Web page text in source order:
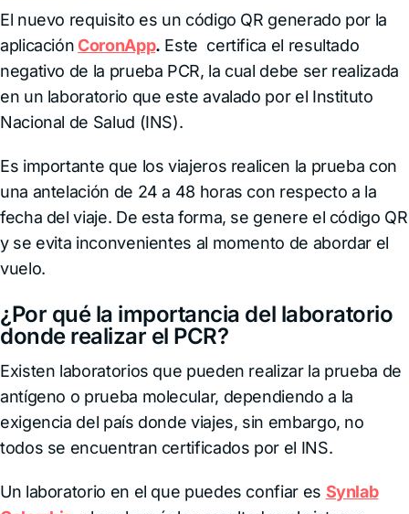
El nuevo requisito es un código QR generado por la
aplicaciónCoronApp. Este certifica el resultado
negativo de la prueba PCR, la cual debe ser realizada
en un laboratorio que este avalado por el Instituto
Nacional de Salud (INS).
Es importante que los viajeros realicen la prueba con
una antelación de 24 a 48 horas con respecto a la
fecha del viaje. De esta forma, se genere el código QR
y se evita inconvenientes al momento de abordar el
vuelo.
¿Por qué la importancia del laboratorio
donde realizar el PCR?
Existen laboratorios que pueden realizar la prueba de
antígeno o prueba molecular, dependiendo a la
exigencia del país donde viajes, sin embargo, no
todos se encuentran certificados por el INS.
Un laboratorio en el que puedes confiar es Synlab